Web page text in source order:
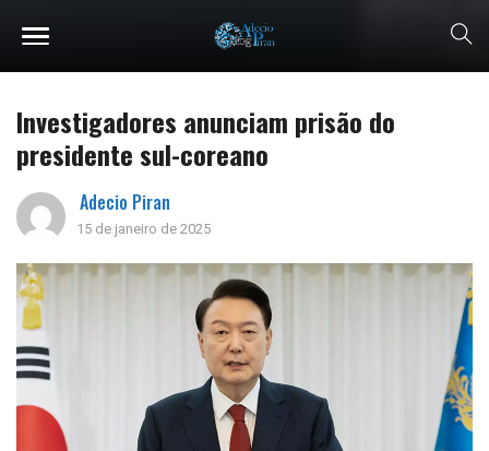
Investigadores anunciam prisão do
presidente sul-coreano
Adecio Piran
15 de janeiro de 2025